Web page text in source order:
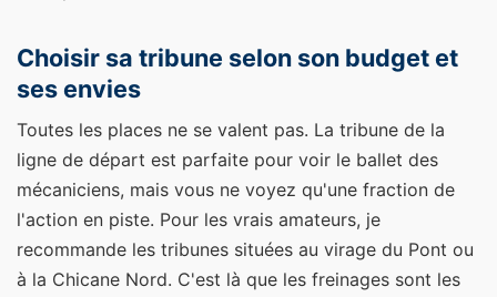
Choisir sa tribune selon son budget et
ses envies
Toutes les places ne se valent pas. La tribune de la
ligne de départ est parfaite pour voir le ballet des
mécaniciens, mais vous ne voyez qu'une fraction de
l'action en piste. Pour les vrais amateurs, je
recommande les tribunes situées au virage du Pont ou
à la Chicane Nord. C'est là que les freinages sont les